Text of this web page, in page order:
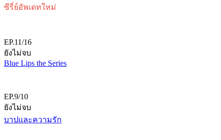
ซีรี่ย์อัพเดทใหม่
EP.11/16
ยังไม่จบ
Blue Lips the Series
EP.9/10
ยังไม่จบ
บาปและความรัก